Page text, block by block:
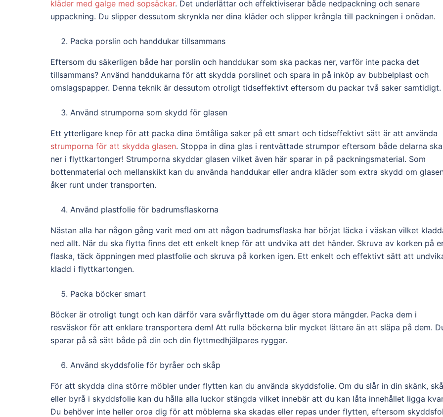
kläder med galge med sopsäckar. Det underlättar och effektiviserar både nedpackning och senare
uppackning. Du slipper dessutom skrynkla ner dina kläder och slipper krångla till packningen i onödan.
Packa porslin och handdukar tillsammans
Eftersom du säkerligen både har porslin och handdukar som ska packas ner, varför inte packa det
tillsammans? Använd handdukarna för att skydda porslinet och spara in på inköp av bubbelplast och
omslagspapper. Denna teknik är dessutom otroligt tidseffektivt eftersom du packar två saker samtidigt.
Använd strumporna som skydd för glasen
Ett ytterligare knep för att packa dina ömtåliga saker på ett smart och tidseffektivt sätt är att använda
strumporna för att skydda glasen. Stoppa in dina glas i rentvättade strumpor eftersom både delarna ska
ner i flyttkartonger! Strumporna skyddar glasen vilket även här sparar in på packningsmaterial. Som
bottenmaterial och mellanskikt kan du använda handdukar eller andra kläder som extra skydd om
åker runt under transporten.
Använd plastfolie för badrumsflaskorna
Nästan alla har någon gång varit med om att någon badrumsflaska har börjat läcka i väskan vilket
ned allt. När du ska flytta finns det ett enkelt knep för att undvika att det händer. Skruva av korken på
flaska, täck öppningen med plastfolie och skruva på korken igen. Ett enkelt och effektivt sätt att
kladd i flyttkartongen.
Packa böcker smart
Böcker är otroligt tungt och kan därför vara svårflyttade om du äger stora mängder. Packa dem i
resväskor för att enklare transportera dem! Att rulla böckerna blir mycket lättare än att släpa på dem.
sparar på så sätt både på din och din flyttmedhjälpares ryggar.
Använd skyddsfolie för byråer och skåp
För att skydda dina större möbler under flytten kan du använda skyddsfolie. Om du slår in din skänk,
eller byrå i skyddsfolie kan du hålla alla luckor stängda vilket innebär att du kan låta innehållet ligga
Du behöver inte heller oroa dig för att möblerna ska skadas eller repas under flytten, eftersom